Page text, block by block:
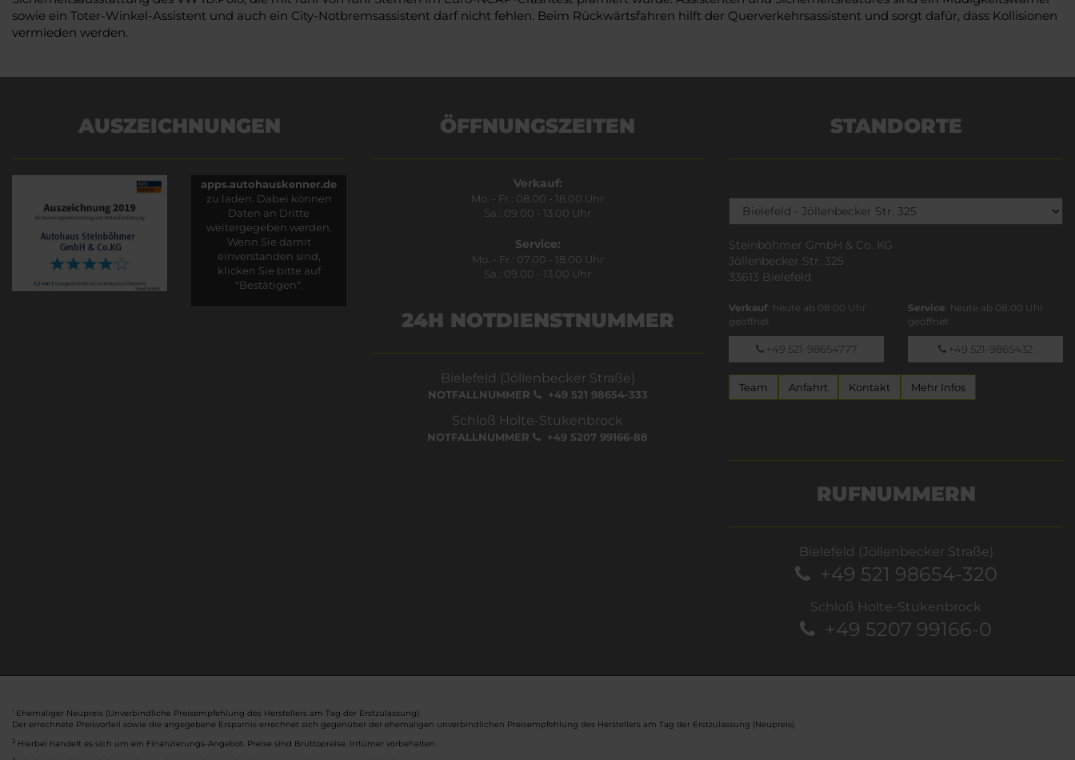
sowie ein Toter-Winkel-Assistent und auch ein City-Notbremsassistent darf nicht fehlen. Beim Rückwärtsfahren hilft der Querverkehrsassistent und sorgt dafür, dass Kollisionen
vermieden werden.
AUSZEICHNUNGEN
apps.autohauskenner.de
zu laden. Dabei können
Daten an Dritte
weitergegeben werden.
Wenn Sie damit
einverstanden sind,
klicken Sie bitte auf
"Bestätigen".
ÖFFNUNGSZEITEN
Verkauf:
Mo. - Fr.: 08.00 - 18.00 Uhr
Sa.: 09.00 - 13.00 Uhr
Service:
Mo. - Fr.: 07.00 - 18.00 Uhr
Sa.: 09.00 - 13.00 Uhr
24H NOTDIENSTNUMMER
Bielefeld (Jöllenbecker Straße)
NOTFALLNUMMER +49 521 98654-333
Schloß Holte-Stukenbrock
NOTFALLNUMMER +49 5207 99166-88
STANDORTE
Steinböhmer GmbH & Co. KG
Jöllenbecker Str. 325
33613 Bielefeld
Verkauf: heute ab 08:00 Uhr
geöffnet
+49 521-98654777
Service: heute ab 08:00 Uhr
geöffnet
+49 521-9865432
Team Anfahrt Kontakt Mehr Infos
RUFNUMMERN
Bielefeld (Jöllenbecker Straße)
+49 521 98654-320
Schloß Holte-Stukenbrock
+49 5207 99166-0
1 Ehemaliger Neupreis (Unverbindliche Preisempfehlung des Herstellers am Tag der Erstzulassung).
Der errechnete Preisvorteil sowie die angegebene Ersparnis errechnet sich gegenüber der ehemaligen unverbindlichen Preisempfehlung des Herstellers am Tag der Erstzulassung (Neupreis).
2 Hierbei handelt es sich um ein Finanzierungs-Angebot. Preise sind Bruttopreise. Irrtümer vorbehalten.